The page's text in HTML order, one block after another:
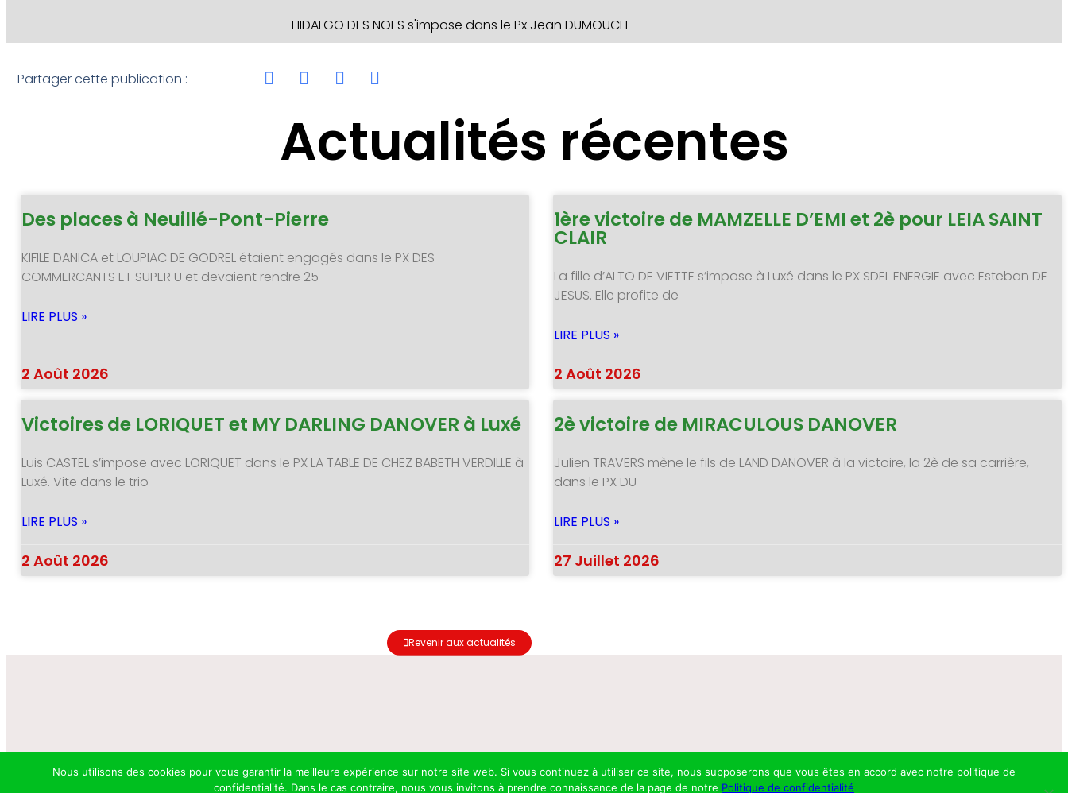
HIDALGO DES NOES s'impose dans le Px Jean DUMOUCH
Partager cette publication :
Actualités récentes
Des places à Neuillé-Pont-Pierre
KIFILE DANICA et LOUPIAC DE GODREL étaient engagés dans le PX DES
COMMERCANTS ET SUPER U et devaient rendre 25
LIRE PLUS »
2 Août 2026
1ère victoire de MAMZELLE D’EMI et 2è pour LEIA SAINT
CLAIR
La fille d’ALTO DE VIETTE s’impose à Luxé dans le PX SDEL ENERGIE avec Esteban DE
JESUS. Elle profite de
LIRE PLUS »
2 Août 2026
Victoires de LORIQUET et MY DARLING DANOVER à Luxé
Luis CASTEL s’impose avec LORIQUET dans le PX LA TABLE DE CHEZ BABETH VERDILLE à
Luxé. Vite dans le trio
LIRE PLUS »
2 Août 2026
2è victoire de MIRACULOUS DANOVER
Julien TRAVERS mène le fils de LAND DANOVER à la victoire, la 2è de sa carrière,
dans le PX DU
LIRE PLUS »
27 Juillet 2026
Revenir aux actualités
Nous utilisons des cookies pour vous garantir la meilleure expérience sur notre site web. Si vous continuez à utiliser ce site, nous supposerons que vous êtes en accord avec notre politique de
confidentialité. Dans le cas contraire, nous vous invitons à prendre connaissance de la page de notre Politique de confidentialité